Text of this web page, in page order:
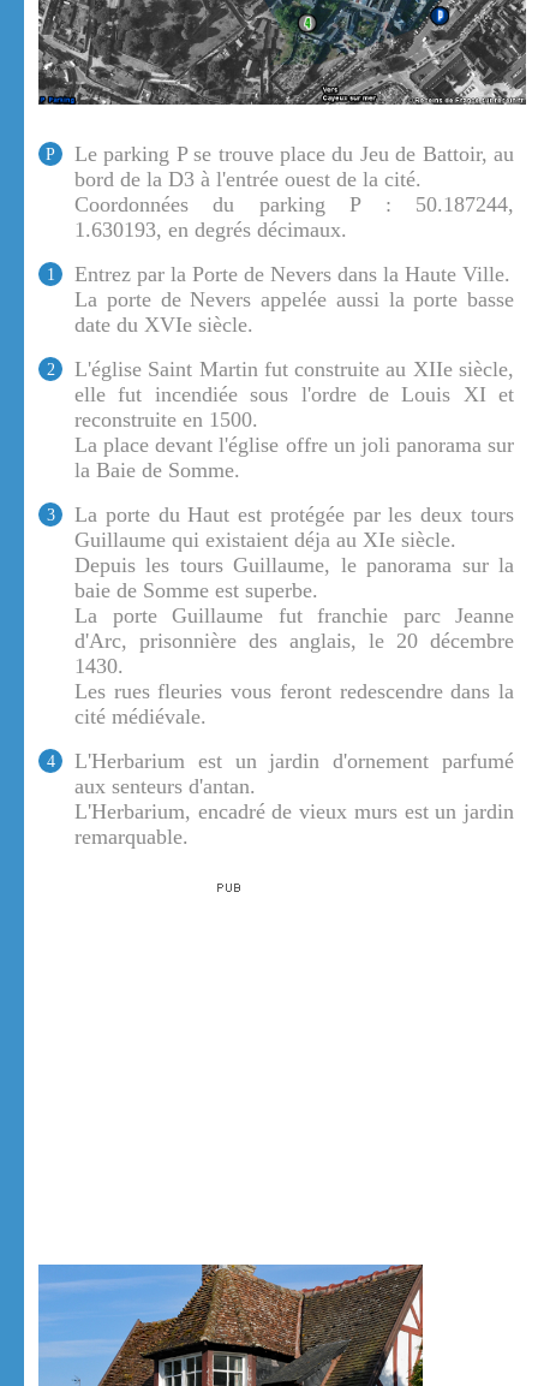
P
Le parking P se trouve place du Jeu de Battoir, au
bord de la D3 à l'entrée ouest de la cité.
Coordonnées du parking P : 50.187244,
1.630193, en degrés décimaux.
1
Entrez par la Porte de Nevers dans la Haute Ville.
La porte de Nevers appelée aussi la porte basse
date du XVIe siècle.
2
L'église Saint Martin fut construite au XIIe siècle,
elle fut incendiée sous l'ordre de Louis XI et
reconstruite en 1500.
La place devant l'église offre un joli panorama sur
la Baie de Somme.
3
La porte du Haut est protégée par les deux tours
Guillaume qui existaient déja au XIe siècle.
Depuis les tours Guillaume, le panorama sur la
baie de Somme est superbe.
La porte Guillaume fut franchie parc Jeanne
d'Arc, prisonnière des anglais, le 20 décembre
1430.
Les rues fleuries vous feront redescendre dans la
cité médiévale.
4
L'Herbarium est un jardin d'ornement parfumé
aux senteurs d'antan.
L'Herbarium, encadré de vieux murs est un jardin
remarquable.